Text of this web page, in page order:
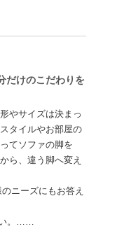
だけのこだわりを
やサイズは決まっ
タイルやお部屋の
てソファの脚を
ら、違う脚へ変え
ニーズにもお答え
。……